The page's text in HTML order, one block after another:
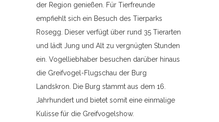
der Region genießen. Für Tierfreunde
empfiehlt sich ein Besuch des Tierparks
Rosegg. Dieser verfügt über rund 35 Tierarten
und lädt Jung und Alt zu vergnügten Stunden
ein. Vogelliebhaber besuchen darüber hinaus
die Greifvogel-Flugschau der Burg
Landskron. Die Burg stammt aus dem 16.
Jahrhundert und bietet somit eine einmalige
Kulisse für die Greifvogelshow.